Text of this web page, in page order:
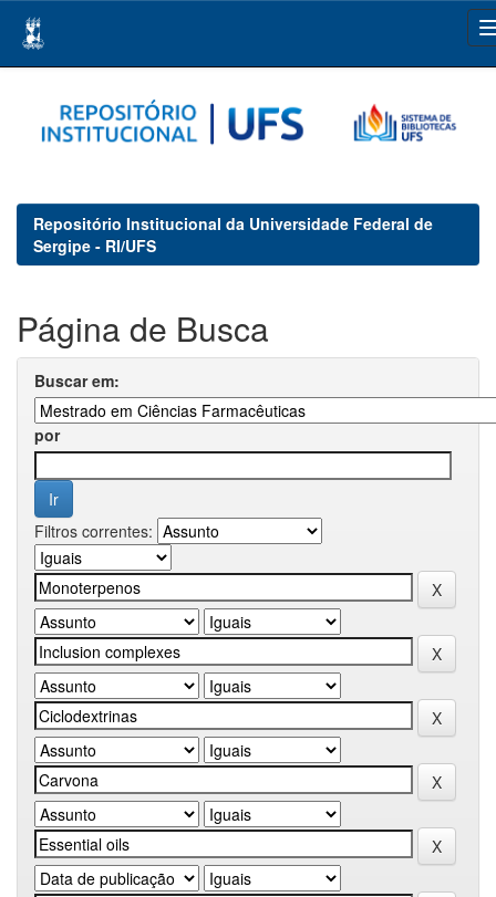
navigation
Repositório Institucional da Universidade Federal de
Sergipe - RI/UFS
Página de Busca
Buscar em:
por
Filtros correntes: